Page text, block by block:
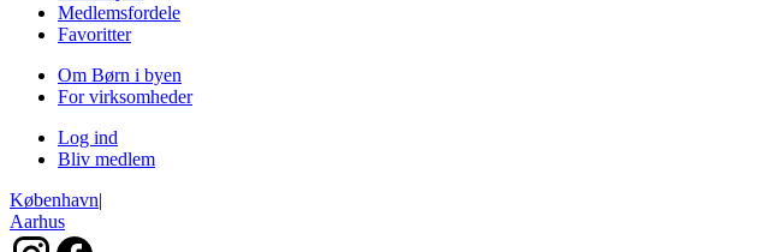
Medlemsfordele
Favoritter
Om Børn i byen
For virksomheder
Log ind
Bliv medlem
København|
Aarhus